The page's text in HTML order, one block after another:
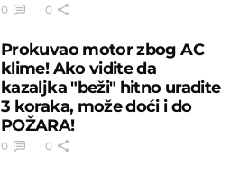
0 0
Prokuvao motor zbog AC
klime! Ako vidite da
kazaljka "beži" hitno uradite
3 koraka, može doći i do
POŽARA!
0 0